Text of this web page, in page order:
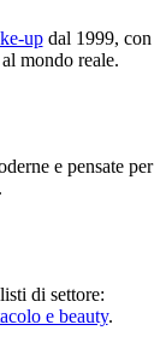
updal 1999, con
mondo reale.
e pensate per
di settore:
e beauty.